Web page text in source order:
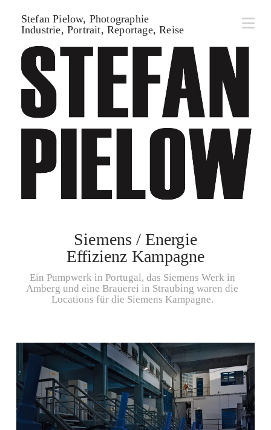
Stefan
Pielow,
Photographie
Stefan Pielow, Photographie
Industrie, Portrait, Reportage, Reise
Siemens / Energie
Effizienz Kampagne
Ein Pumpwerk in Portugal, das Siemens Werk in
Amberg und eine Brauerei in Straubing waren die
Locations für die Siemens Kampagne.